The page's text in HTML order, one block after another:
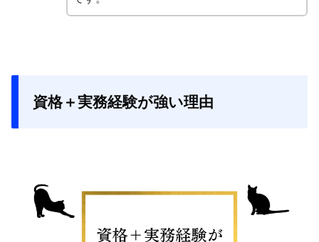
資格＋実務経験が強い理由